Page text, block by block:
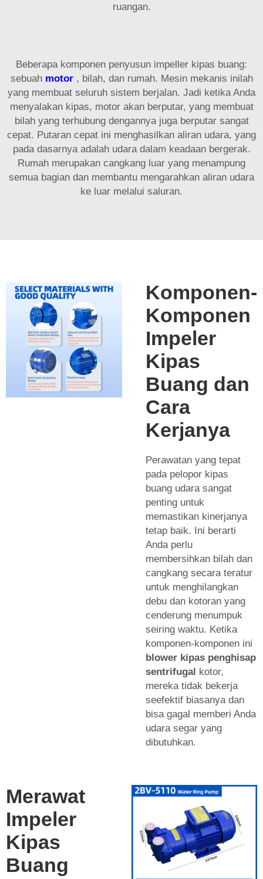
ruangan.
Beberapa komponen penyusun impeller kipas buang:
sebuah motor , bilah, dan rumah. Mesin mekanis inilah
yang membuat seluruh sistem berjalan. Jadi ketika Anda
menyalakan kipas, motor akan berputar, yang membuat
bilah yang terhubung dengannya juga berputar sangat
cepat. Putaran cepat ini menghasilkan aliran udara, yang
pada dasarnya adalah udara dalam keadaan bergerak.
Rumah merupakan cangkang luar yang menampung
semua bagian dan membantu mengarahkan aliran udara
ke luar melalui saluran.
Komponen-
Komponen
Impeler
Kipas
Buang dan
Cara
Kerjanya
Perawatan yang tepat
pada pelopor kipas
buang udara sangat
penting untuk
memastikan kinerjanya
tetap baik. Ini berarti
Anda perlu
membersihkan bilah dan
cangkang secara teratur
untuk menghilangkan
debu dan kotoran yang
cenderung menumpuk
seiring waktu. Ketika
komponen-komponen ini
blower kipas penghisap
sentrifugal kotor,
mereka tidak bekerja
seefektif biasanya dan
bisa gagal memberi Anda
udara segar yang
dibutuhkan.
Merawat
Impeler
Kipas
Buang